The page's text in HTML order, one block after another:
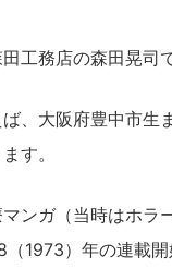
工務店の森田晃司で
ば、大阪府豊中市生
す。
ンガ（当時はホ
1973）年の連載